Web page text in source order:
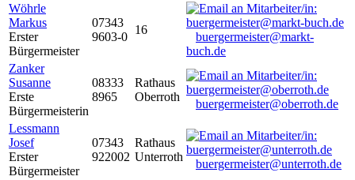
Wöhrle
Markus
Erster
Bürgermeister
07343
9603-0
16
buergermeister@markt-
buch.de
Zanker
Susanne
Erste
Bürgermeisterin
08333
8965
Rathaus
Oberroth
buergermeister@oberroth.de
Lessmann
Josef
Erster
Bürgermeister
07343
922002
Rathaus
Unterroth
buergermeister@unterroth.de